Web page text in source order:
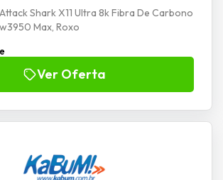
Shark X11 Ultra 8k Fibra De Carbono
Max, Roxo
Ver Oferta